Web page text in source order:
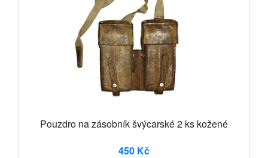
Pouzdro na zásobník švýcarské 2 ks kožené
450 Kč